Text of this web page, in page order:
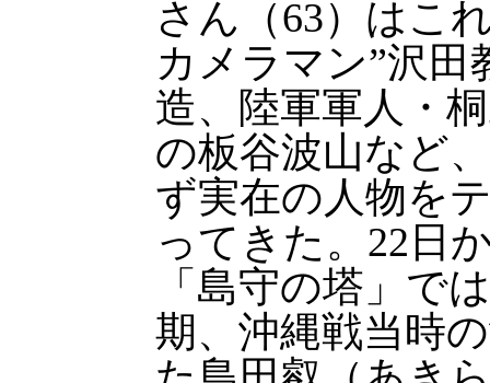
さん（63）はこ
カメラマン”沢田
造、陸軍軍人・
の板谷波山など
ず実在の人物を
ってきた。22日
「島守の塔」で
期、沖縄戦当時